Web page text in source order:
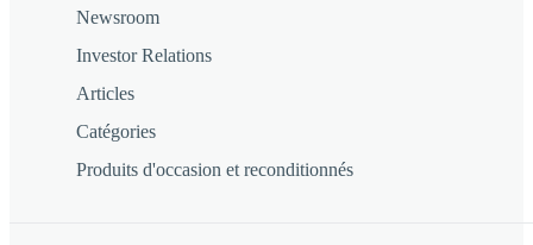
Newsroom
Investor Relations
Articles
Catégories
Produits d'occasion et reconditionnés